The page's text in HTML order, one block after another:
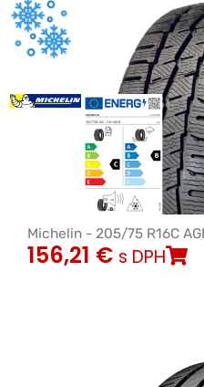
Michelin - 205/75 R16C
156,21 € s DPH